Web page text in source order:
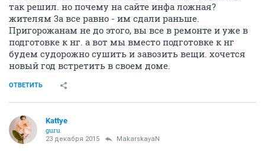
так решил. но почему на сайте инфа ложная?
жителям 3а все равно - им сдали раньше.
Пригорожанам не до этого, вы все в ремонте и уже в
подготовке к нг. а вот мы вместо подготовке к нг
будем судорожно сушить и завозить вещи. хочется
новый год встретить в своем доме.
ОТВЕТИТЬ
Kattye
guru
23 декабря 2015 MakarskayaN